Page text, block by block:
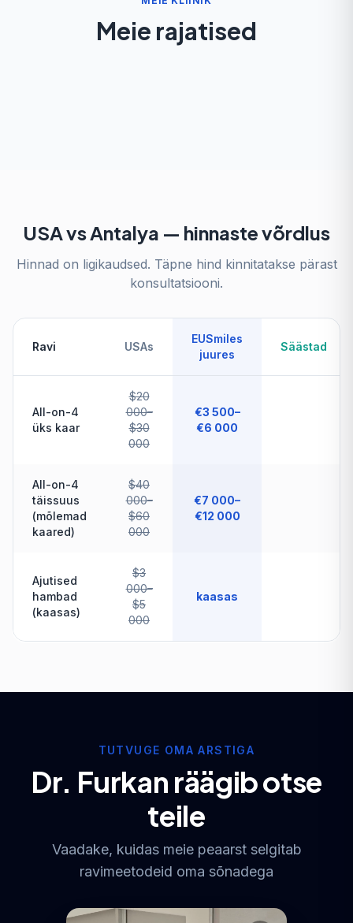
Meie rajatised
USA vs Antalya — hinnaste võrdlus
Hinnad on ligikaudsed. Täpne hind kinnitatakse pärast
konsultatsiooni.
Ravi USAs
EUSmiles
juures
Säästad
All-on-4
üks kaar
$20
000–
$30
000
€3 500–
€6 000
All-on-4
täissuus
(mõlemad
kaared)
$40
000–
$60
000
€7 000–
€12 000
Ajutised
hambad
(kaasas)
$3
000–
$5
000
kaasas
TUTVUGE OMA ARSTIGA
Dr. Furkan räägib otse
teile
Vaadake, kuidas meie peaarst selgitab
ravimeetodeid oma sõnadega